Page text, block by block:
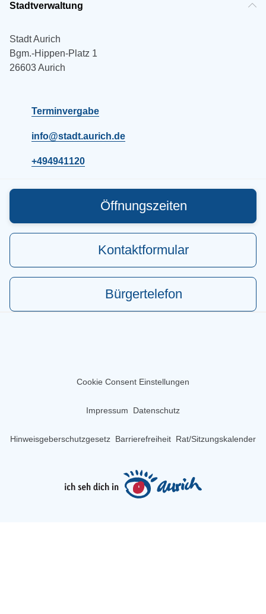
Stadtverwaltung
Stadt Aurich
Bgm.-Hippen-Platz 1
26603 Aurich
Terminvergabe
info@stadt.aurich.de
+494941120
Öffnungszeiten
Kontaktformular
Bürgertelefon
Cookie Consent Einstellungen
Impressum Datenschutz
Hinweisgeberschutzgesetz Barrierefreiheit Rat/Sitzungskalender